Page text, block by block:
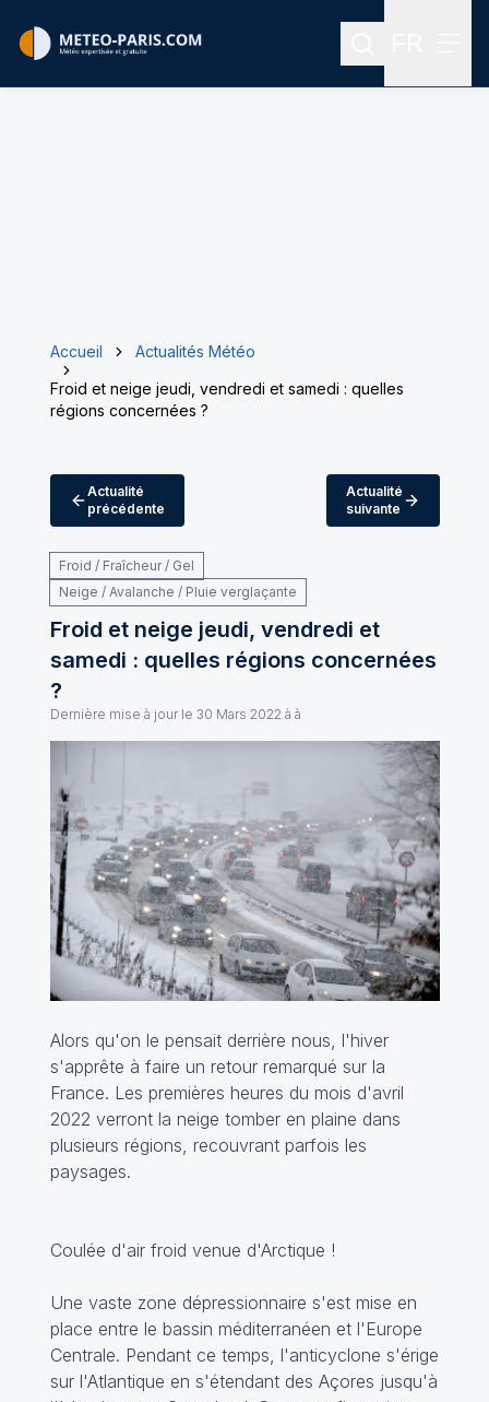
Rechercher
Accueil
Actualités Météo
Froid et neige jeudi, vendredi et samedi : quelles
régions concernées ?
Actualité
précédente
Actualité
suivante
Froid / Fraîcheur / Gel
Neige / Avalanche / Pluie verglaçante
Froid et neige jeudi, vendredi et
samedi : quelles régions concernées
?
Dernière mise à jour le 30 Mars 2022 à à
Alors qu'on le pensait derrière nous, l'hiver
s'apprête à faire un retour remarqué sur la
France. Les premières heures du mois d'avril
2022 verront la neige tomber en plaine dans
plusieurs régions, recouvrant parfois les
paysages.
Coulée d'air froid venue d'Arctique !
Une vaste zone dépressionnaire s'est mise en
place entre le bassin méditerranéen et l'Europe
Centrale. Pendant ce temps, l'anticyclone s'érige
sur l'Atlantique en s'étendant des Açores jusqu'à